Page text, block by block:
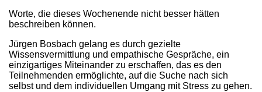
Worte, die dieses Wochenende nicht besser hätten
beschreiben können.
Jürgen Bosbach gelang es durch gezielte
Wissensvermittlung und empathische Gespräche, ein
einzigartiges Miteinander zu erschaffen, das es den
Teilnehmenden ermöglichte, auf die Suche nach sich
selbst und dem individuellen Umgang mit Stress zu gehen.